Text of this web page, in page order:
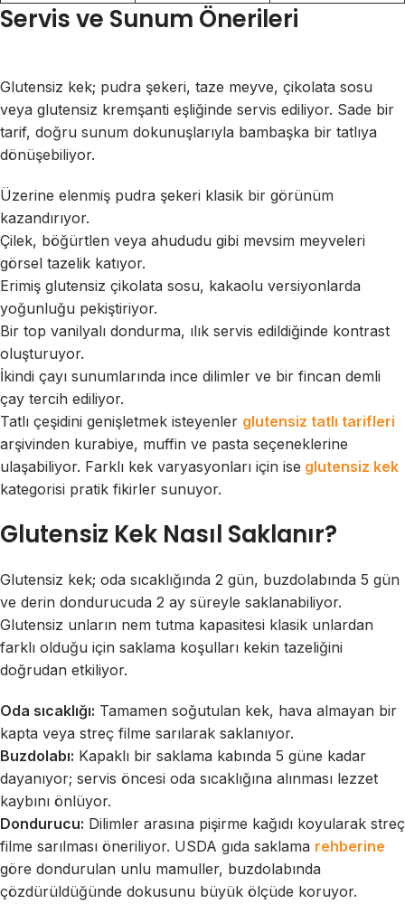
Servis ve Sunum Önerileri
Glutensiz kek; pudra şekeri, taze meyve, çikolata sosu
veya glutensiz kremşanti eşliğinde servis ediliyor. Sade bir
tarif, doğru sunum dokunuşlarıyla bambaşka bir tatlıya
dönüşebiliyor.
Üzerine elenmiş pudra şekeri klasik bir görünüm
kazandırıyor.
Çilek, böğürtlen veya ahududu gibi mevsim meyveleri
görsel tazelik katıyor.
Erimiş glutensiz çikolata sosu, kakaolu versiyonlarda
yoğunluğu pekiştiriyor.
Bir top vanilyalı dondurma, ılık servis edildiğinde kontrast
oluşturuyor.
İkindi çayı sunumlarında ince dilimler ve bir fincan demli
çay tercih ediliyor.
Tatlı çeşidini genişletmek isteyenler glutensiz tatlı tarifleri
arşivinden kurabiye, muffin ve pasta seçeneklerine
ulaşabiliyor. Farklı kek varyasyonları için ise glutensiz kek
kategorisi pratik fikirler sunuyor.
Glutensiz Kek Nasıl Saklanır?
Glutensiz kek; oda sıcaklığında 2 gün, buzdolabında 5 gün
ve derin dondurucuda 2 ay süreyle saklanabiliyor.
Glutensiz unların nem tutma kapasitesi klasik unlardan
farklı olduğu için saklama koşulları kekin tazeliğini
doğrudan etkiliyor.
Oda sıcaklığı: Tamamen soğutulan kek, hava almayan bir
kapta veya streç filme sarılarak saklanıyor.
Buzdolabı: Kapaklı bir saklama kabında 5 güne kadar
dayanıyor; servis öncesi oda sıcaklığına alınması lezzet
kaybını önlüyor.
Dondurucu: Dilimler arasına pişirme kağıdı koyularak streç
filme sarılması öneriliyor. USDA gıda saklama rehberine
göre dondurulan unlu mamuller, buzdolabında
çözdürüldüğünde dokusunu büyük ölçüde koruyor.